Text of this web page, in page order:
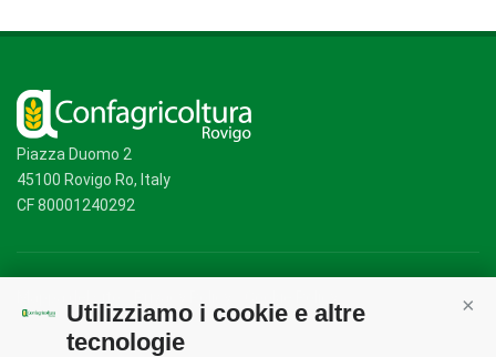
Utilizziamo i cookie e altre
tecnologie
Piazza Duomo 2
45100 Rovigo Ro, Italy
CF 80001240292